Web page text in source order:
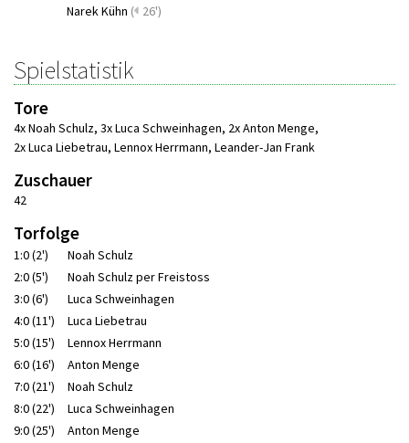
Narek Kühn ( 26')
Spielstatistik
Tore
4x Noah Schulz, 3x Luca Schweinhagen, 2x Anton Menge,
2x Luca Liebetrau, Lennox Herrmann, Leander-Jan Frank
Zuschauer
42
Torfolge
1:0 (2')
Noah Schulz
2:0 (5')
Noah Schulz per Freistoss
3:0 (6')
Luca Schweinhagen
4:0 (11')
Luca Liebetrau
5:0 (15')
Lennox Herrmann
6:0 (16')
Anton Menge
7:0 (21')
Noah Schulz
8:0 (22')
Luca Schweinhagen
9:0 (25')
Anton Menge